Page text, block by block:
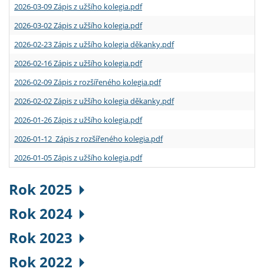
2026-03-09 Zápis z užšího kolegia.pdf
2026-03-02 Zápis z užšího kolegia.pdf
2026-02-23 Zápis z užšího kolegia děkanky.pdf
2026-02-16 Zápis z užšího kolegia.pdf
2026-02-09 Zápis z rozšířeného kolegia.pdf
2026-02-02 Zápis z užšího kolegia děkanky.pdf
2026-01-26 Zápis z užšího kolegia.pdf
2026-01-12 Zápis z rozšířeného kolegia.pdf
2026-01-05 Zápis z užšího kolegia.pdf
Rok 2025
Rok 2024
Rok 2023
Rok 2022